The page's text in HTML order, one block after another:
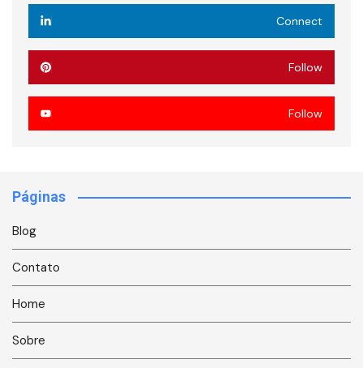
Connect
Follow
Follow
Páginas
Blog
Contato
Home
Sobre